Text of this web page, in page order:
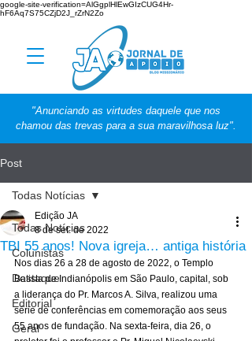
google-site-verification=AlGgplHlEwGIzCUG4Hr-
hF6Aq7S75CZjD2J_rZrN2Zo
"Anunciando as virtudes daquele que nos
chamou das trevas para a sua maravilhosa luz".
Post
Todas Notícias
Colunistas
Destaque
Editorial
Geral
Todas Notícias
TBI 55 anos! Nova igreja… antiga história
Edição JA
8 de set. de 2022
Nos dias 26 a 28 de agosto de 2022, o Templo
Batista de Indianópolis em São Paulo, capital, sob
a liderança do Pr. Marcos A. Silva, realizou uma
série de conferências em comemoração aos seus
55 anos de fundação. Na sexta-feira, dia 26, o